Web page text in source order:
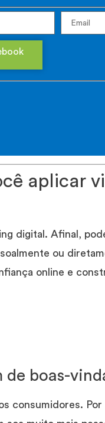
aplicar
digital. Afinal,
ou
online e
de boas-
consumidores.